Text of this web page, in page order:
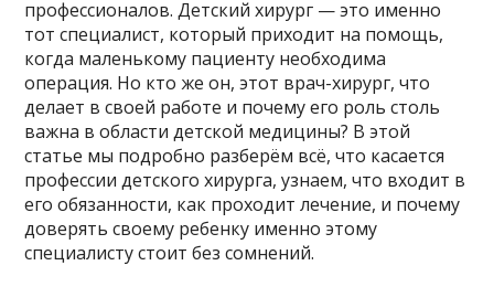
профессионалов. Детский хирург — это именно
тот специалист, который приходит на помощь,
когда маленькому пациенту необходима
операция. Но кто же он, этот врач-хирург, что
делает в своей работе и почему его роль столь
важна в области детской медицины? В этой
статье мы подробно разберём всё, что касается
профессии детского хирурга, узнаем, что входит в
его обязанности, как проходит лечение, и почему
доверять своему ребенку именно этому
специалисту стоит без сомнений.